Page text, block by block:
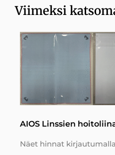
Viimeksi
AIOS Linssien
Näet hinnat kirjautumalla